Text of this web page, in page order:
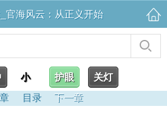
官海风云：从正义开始
小 护眼
关灯
目录 下一章